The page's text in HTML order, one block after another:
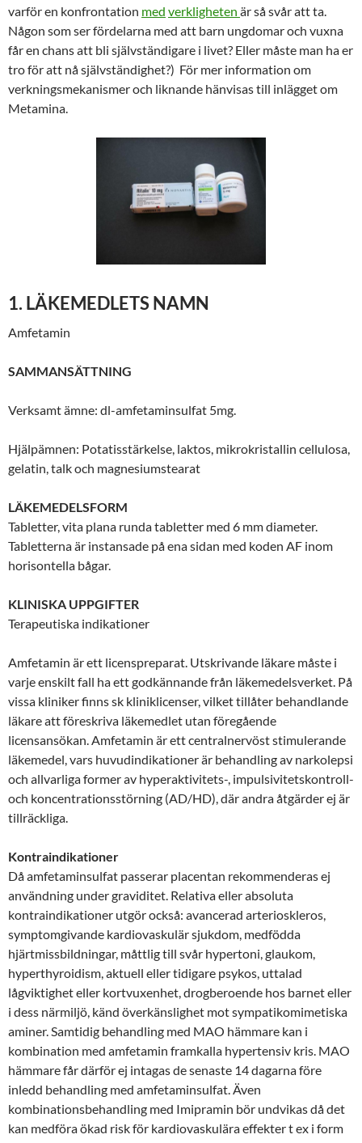
varför en konfrontation med verkligheten är så svår att ta.
Någon som ser fördelarna med att barn ungdomar och vuxna
får en chans att bli självständigare i livet? Eller måste man ha er
tro för att nå självständighet?) För mer information om
verkningsmekanismer och liknande hänvisas till inlägget om
Metamina.
1. LÄKEMEDLETS NAMN
Amfetamin
SAMMANSÄTTNING
Verksamt ämne: dl-amfetaminsulfat 5mg.
Hjälpämnen: Potatisstärkelse, laktos, mikrokristallin cellulosa,
gelatin, talk och magnesiumstearat
LÄKEMEDELSFORM
Tabletter, vita plana runda tabletter med 6 mm diameter.
Tabletterna är instansade på ena sidan med koden AF inom
horisontella bågar.
KLINISKA UPPGIFTER
Terapeutiska indikationer
Amfetamin är ett licenspreparat. Utskrivande läkare måste i
varje enskilt fall ha ett godkännande från läkemedelsverket. På
vissa kliniker finns sk kliniklicenser, vilket tillåter behandlande
läkare att föreskriva läkemedlet utan föregående
licensansökan. Amfetamin är ett centralnervöst stimulerande
läkemedel, vars huvudindikationer är behandling av narkolepsi
och allvarliga former av hyperaktivitets-, impulsivitetskontroll-
och koncentrationsstörning (AD/HD), där andra åtgärder ej är
tillräckliga.
Kontraindikationer
Då amfetaminsulfat passerar placentan rekommenderas ej
användning under graviditet. Relativa eller absoluta
kontraindikationer utgör också: avancerad arterioskleros,
symptomgivande kardiovaskulär sjukdom, medfödda
hjärtmissbildningar, måttlig till svår hypertoni, glaukom,
hyperthyroidism, aktuell eller tidigare psykos, uttalad
lågviktighet eller kortvuxenhet, drogberoende hos barnet eller
i dess närmiljö, känd överkänslighet mot sympatikomimetiska
aminer. Samtidig behandling med MAO hämmare kan i
kombination med amfetamin framkalla hypertensiv kris. MAO
hämmare får därför ej intagas de senaste 14 dagarna före
inledd behandling med amfetaminsulfat. Även
kombinationsbehandling med Imipramin bör undvikas då det
kan medföra ökad risk för kardiovaskulära effekter t ex i form